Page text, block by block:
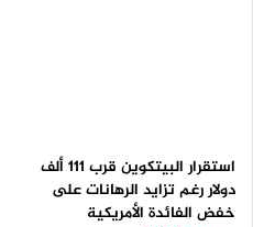
استقرار البيتكوين قرب 111 ألف
دولار رغم تزايد الرهانات على
خفض الفائدة الأمريكية